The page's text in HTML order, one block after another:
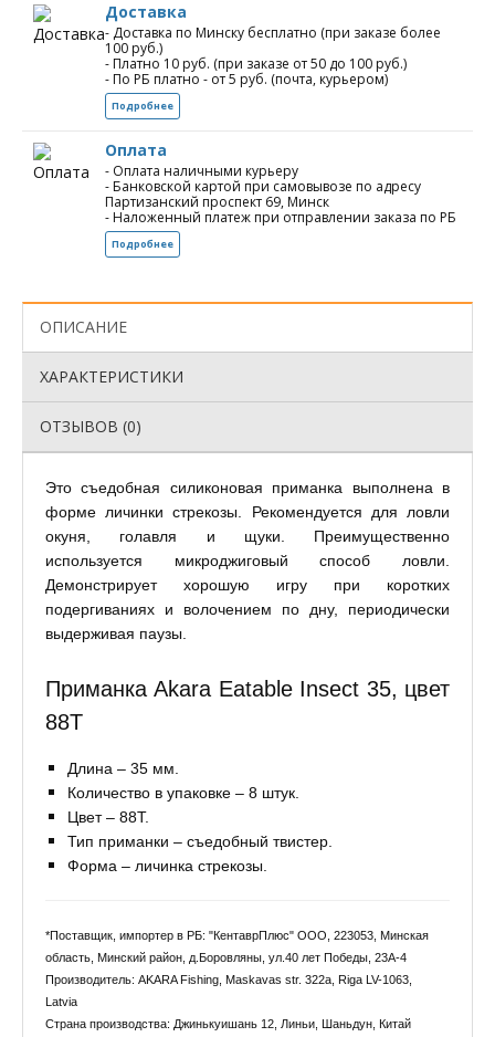
Доставка
- Доставка по Минску бесплатно (при заказе более
100 руб.)
- Платно 10 руб. (при заказе от 50 до 100 руб.)
- По РБ платно - от 5 руб. (почта, курьером)
Подробнее
Оплата
- Оплата наличными курьеру
- Банковской картой при самовывозе по адресу
Партизанский проспект 69, Минск
- Наложенный платеж при отправлении заказа по РБ
Подробнее
ОПИСАНИЕ
ХАРАКТЕРИСТИКИ
ОТЗЫВОВ (0)
Это съедобная силиконовая приманка выполнена в
форме личинки стрекозы. Рекомендуется для ловли
окуня, голавля и щуки. Преимущественно
используется микроджиговый способ ловли.
Демонстрирует хорошую игру при коротких
подергиваниях и волочением по дну, периодически
выдерживая паузы.
Приманка Akara Eatable Insect 35, цвет
88Т
Длина – 35 мм.
Количество в упаковке – 8 штук.
Цвет – 88Т.
Тип приманки – съедобный твистер.
Форма – личинка стрекозы.
*Поставщик, импортер в РБ: "КентаврПлюс" ООО, 223053, Минская
область, Минский район, д.Боровляны, ул.40 лет Победы, 23А-4
Производитель: AKARA Fishing, Maskavas str. 322a, Riga LV-1063,
Latvia
Страна производства: Джинькуишань 12, Линьи, Шаньдун, Китай